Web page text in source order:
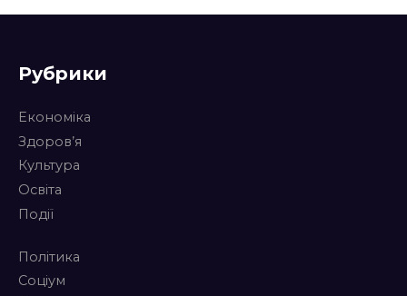
Рубрики
Економіка
Здоров’я
Культура
Освіта
Події
Політика
Соціум